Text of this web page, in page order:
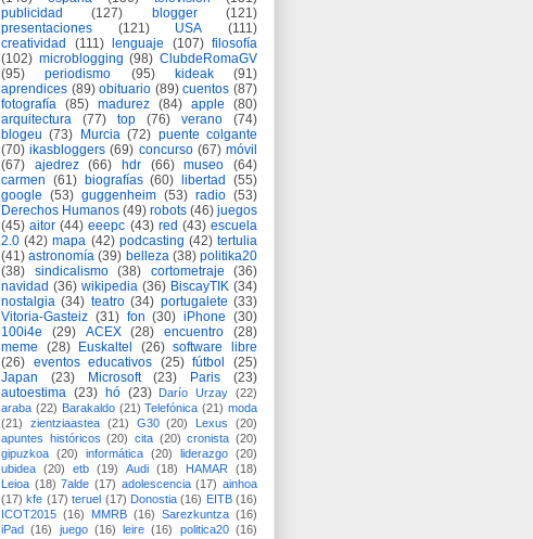
publicidad
(127) blogger
(121)
presentaciones
(121) USA
(111)
creatividad
(111) lenguaje (107) filosofía
(102) microblogging (98) ClubdeRomaGV
(95)
periodismo (95) kideak
(91)
aprendices (89) obituario (89) cuentos (87)
fotografía (85) madurez (84) apple
(80)
arquitectura
(77) top (76) verano
(74)
blogeu (73) Murcia (72) puente colgante
(70) ikasbloggers (69) concurso (67) móvil
(67)
ajedrez (66) hdr (66) museo
(64)
carmen (61) biografías (60) libertad
(55)
google (53) guggenheim (53) radio (53)
Derechos Humanos (49) robots (46) juegos
(45) aitor (44) eeepc (43) red (43) escuela
2.0 (42) mapa (42) podcasting (42) tertulia
(41) astronomía (39) belleza (38) politika20
(38)
sindicalismo (38) cortometraje
(36)
navidad (36) wikipedia (36) BiscayTIK (34)
nostalgia (34) teatro (34) portugalete (33)
Vitoria-Gasteiz (31) fon (30) iPhone (30)
100i4e
(29) ACEX (28) encuentro
(28)
meme
(28) Euskaltel (26) software libre
(26) eventos educativos (25) fútbol
(25)
Japan
(23) Microsoft (23) Paris
(23)
autoestima (23) hó (23) Darío Urzay (22)
araba (22) Barakaldo (21) Telefónica (21) moda
(21)
zientziaastea (21) G30 (20) Lexus
(20)
apuntes históricos (20) cita (20) cronista (20)
gipuzkoa (20) informática (20) liderazgo (20)
ubidea (20) etb (19) Audi (18) HAMAR
(18)
Leioa (18) 7alde (17) adolescencia (17) ainhoa
(17) kfe (17) teruel (17) Donostia (16) EITB (16)
ICOT2015 (16) MMRB (16) Sarezkuntza (16)
iPad (16) juego (16) leire (16) politica20 (16)